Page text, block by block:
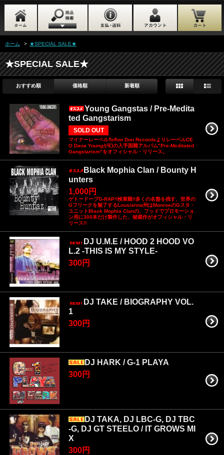
ホーム > ★SPECIAL SALE★
★SPECIAL SALE★
おすすめ順 価格順 新着順
Young Gangstas / Pre-Medita
ted Gangstarism
SOLD OUT
マイナーレーベルTeflon Don RecordsよりレーベルCE
O Dana Youngが幻の入手困難アルバム"Pre-Meditated
Gangstarism"をオフィシャル・リリース。
Black Mophia Clan / Bounty H
unters
1,000円
ゲトードープG-RAP!!検索難!!多くの名盤を残す、世界の
Gフリークを魅了するLousianna州はMonroeのGスタ・
ユニットBlack Mophia Clanの、フッドでプロモーショ
ン用に300本だけ製作した、秘蔵作がオフィシャル・リ
リース!!
DJ U.M.E / HOOD 2 HOOD VO
L.2 -THIS IS MY STYLE-
300円
DJ TAKE / BIOGRAPHY VOL.
1
300円
DJ HARK / G-1 PLAYA
300円
DJ TAKA, DJ LBC-G, DJ TBC
-G, DJ GT STEELO / IT GROWS MI
X
300円